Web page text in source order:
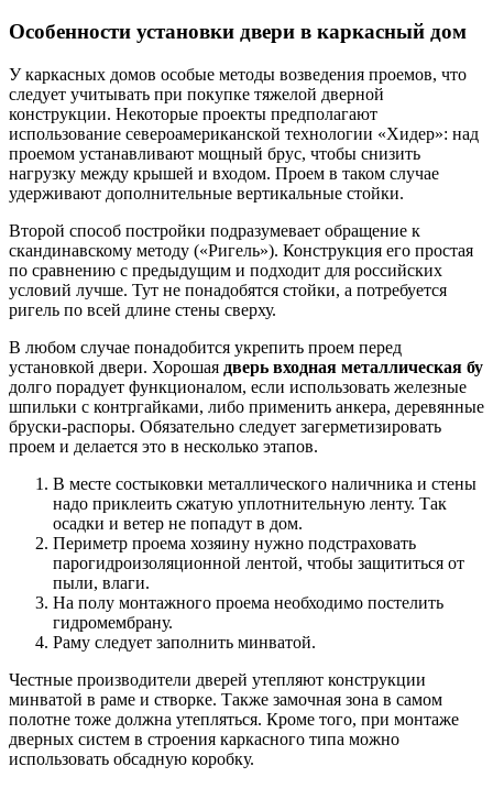
Особенности установки двери в каркасный дом
У каркасных домов особые методы возведения проемов, что
следует учитывать при покупке тяжелой дверной
конструкции. Некоторые проекты предполагают
использование североамериканской технологии «Хидер»: над
проемом устанавливают мощный брус, чтобы снизить
нагрузку между крышей и входом. Проем в таком случае
удерживают дополнительные вертикальные стойки.
Второй способ постройки подразумевает обращение к
скандинавскому методу («Ригель»). Конструкция его простая
по сравнению с предыдущим и подходит для российских
условий лучше. Тут не понадобятся стойки, а потребуется
ригель по всей длине стены сверху.
В любом случае понадобится укрепить проем перед
установкой двери. Хорошая дверь входная металлическая бу
долго порадует функционалом, если использовать железные
шпильки с контргайками, либо применить анкера, деревянные
бруски-распоры. Обязательно следует загерметизировать
проем и делается это в несколько этапов.
В месте состыковки металлического наличника и стены
надо приклеить сжатую уплотнительную ленту. Так
осадки и ветер не попадут в дом.
Периметр проема хозяину нужно подстраховать
парогидроизоляционной лентой, чтобы защититься от
пыли, влаги.
На полу монтажного проема необходимо постелить
гидромембрану.
Раму следует заполнить минватой.
Честные производители дверей утепляют конструкции
минватой в раме и створке. Также замочная зона в самом
полотне тоже должна утепляться. Кроме того, при монтаже
дверных систем в строения каркасного типа можно
использовать обсадную коробку.